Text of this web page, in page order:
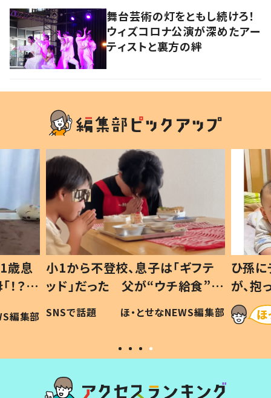
舞台芸術の灯をともし続けろ！
ウィズコロナ公演が深めたアー
ティストと裏方の絆
ら不登校、息子は「ギフテ
」だった 父が“ウチ給食”を
続ける理由とは #令和の親
の子
話題 ほ・とせなNEWS編集部
ひ孫にデレデレな
が、抱っこすると
「涙が出ました」
い」
ほ・